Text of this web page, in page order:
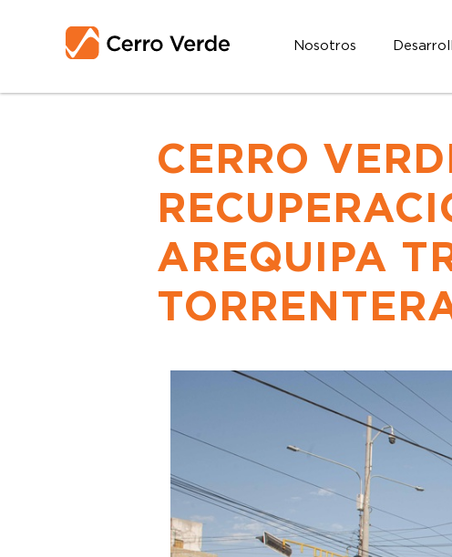
Nosotros
CERRO
AREQUIPA